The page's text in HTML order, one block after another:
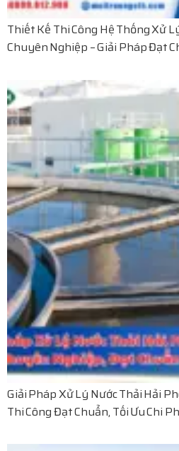
Thiết Kế Thi Công Hệ Thống Xử
Chuyên Nghiệp – Giải Pháp Đạt
Giải Pháp Xử Lý Nước Thải Hải
Thi Công Đạt Chuẩn, Tối Ưu Chi